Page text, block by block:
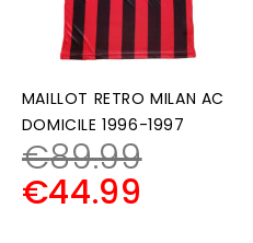
MAILLOT RETRO MILAN AC
DOMICILE 1996-1997
€89.99
€44.99